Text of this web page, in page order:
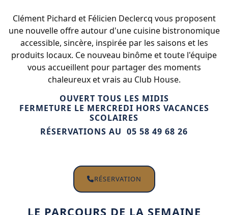
Clément Pichard et Félicien Declercq vous proposent
une nouvelle offre autour d'une cuisine bistronomique
accessible, sincère, inspirée par les saisons et les
produits locaux. Ce nouveau binôme et toute l'équipe
vous accueillent pour partager des moments
chaleureux et vrais au Club House.
OUVERT TOUS LES MIDIS
FERMETURE LE MERCREDI HORS VACANCES
SCOLAIRES
RÉSERVATIONS AU 05 58 49 68 26
RÉSERVATION
LE PARCOURS DE LA SEMAINE